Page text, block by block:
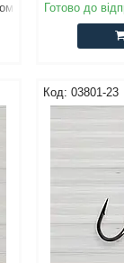
Готово до
03801-23